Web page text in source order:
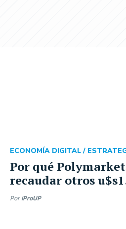
Por qué
recaudar otros
ECONOMÍA DIGITAL /
Por iProUP